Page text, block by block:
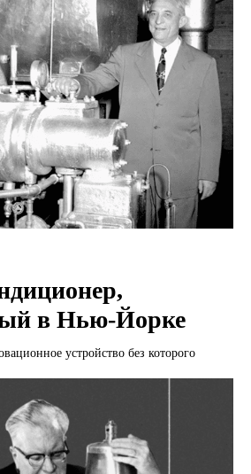
в Нью-Йорке
устройство без которого